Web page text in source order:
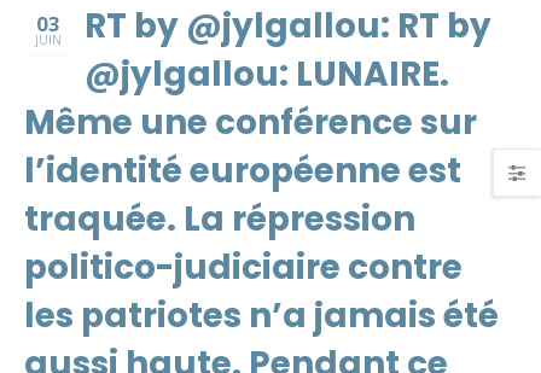
03
JUIN
RT by @jylgallou: RT by
@jylgallou: LUNAIRE.
Même une conférence sur
l’identité européenne est
traquée. La répression
politico-judiciaire contre
les patriotes n’a jamais été
aussi haute. Pendant ce